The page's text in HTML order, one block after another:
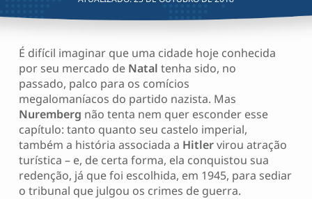
É difícil imaginar que uma cidade hoje conhecida
por seu mercado de Natal tenha sido, no
passado, palco para os comícios
megalomaníacos do partido nazista. Mas
Nuremberg não tenta nem quer esconder esse
capítulo: tanto quanto seu castelo imperial,
também a história associada a Hitlervirou atração
turística – e, de certa forma, ela conquistou sua
redenção, já que foi escolhida, em 1945, para sediar
o tribunal que julgou os crimes de guerra.